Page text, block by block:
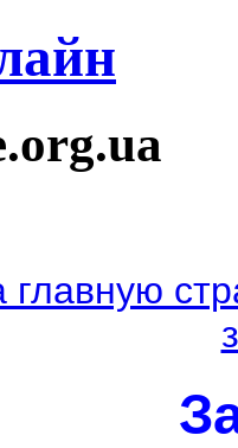
главную